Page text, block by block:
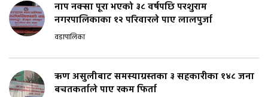
नाप नक्सा पूरा भएको ३८ वर्षपछि परशुराम
नगरपालिकाका १२ परिवारले पाए लालपुर्जा
वडापालिका
ऋण असुलीबाट समस्याग्रस्तका ३ सहकारीका १४८ जना
बचतकर्ताले पाए रकम फिर्ता